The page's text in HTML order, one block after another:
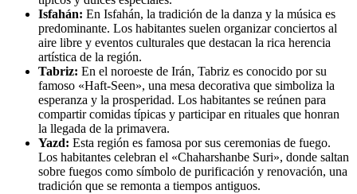
Isfahán: En Isfahán, la tradición de la danza y la música es
predominante. Los habitantes suelen organizar conciertos al
aire libre y eventos culturales que destacan la rica herencia
artística de la región.
Tabriz: En el noroeste de Irán, Tabriz es conocido por su
famoso «Haft-Seen», una mesa decorativa que simboliza la
esperanza y la prosperidad. Los habitantes se reúnen para
compartir comidas típicas y participar en rituales que honran
la llegada de la primavera.
Yazd: Esta región es famosa por sus ceremonias de fuego.
Los habitantes celebran el «Chaharshanbe Suri», donde saltan
sobre fuegos como símbolo de purificación y renovación, una
tradición que se remonta a tiempos antiguos.